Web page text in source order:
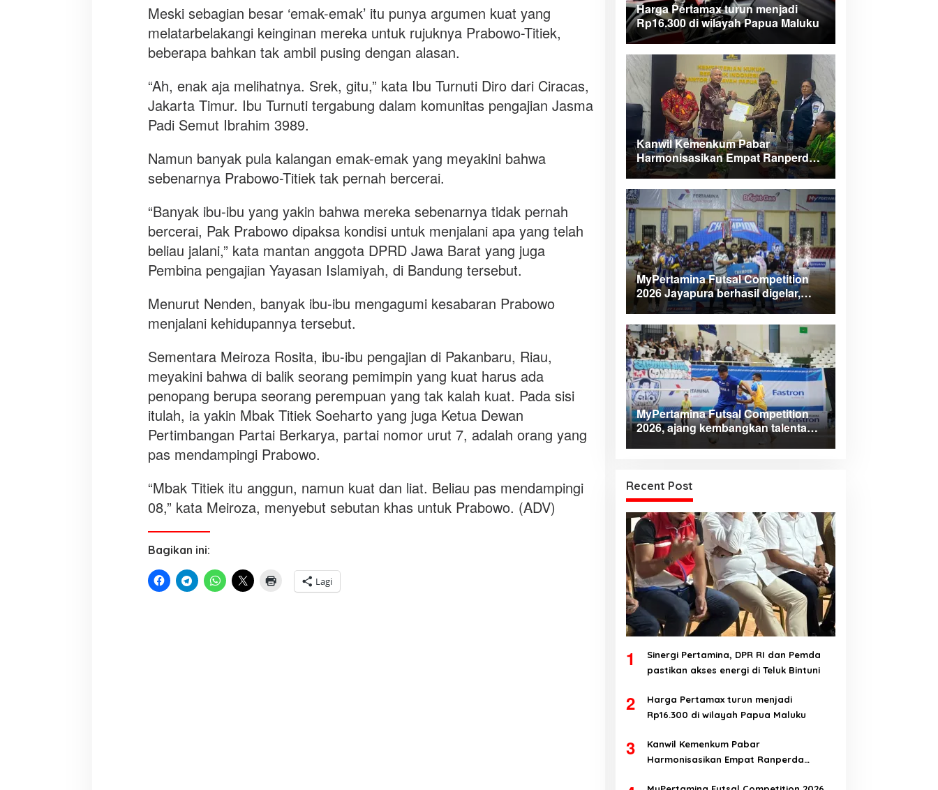
Meski sebagian besar ‘emak-emak’ itu punya argumen kuat yang
melatarbelakangi keinginan mereka untuk rujuknya Prabowo-Titiek,
beberapa bahkan tak ambil pusing dengan alasan.
“Ah, enak aja melihatnya. Srek, gitu,” kata Ibu Turnuti Diro dari Ciracas,
Jakarta Timur. Ibu Turnuti tergabung dalam komunitas pengajian Jasma
Padi Semut Ibrahim 3989.
Namun banyak pula kalangan emak-emak yang meyakini bahwa
sebenarnya Prabowo-Titiek tak pernah bercerai.
“Banyak ibu-ibu yang yakin bahwa mereka sebenarnya tidak pernah
bercerai, Pak Prabowo dipaksa kondisi untuk menjalani apa yang telah
beliau jalani,” kata mantan anggota DPRD Jawa Barat yang juga
Pembina pengajian Yayasan Islamiyah, di Bandung tersebut.
Menurut Nenden, banyak ibu-ibu mengagumi kesabaran Prabowo
menjalani kehidupannya tersebut.
Sementara Meiroza Rosita, ibu-ibu pengajian di Pakanbaru, Riau,
meyakini bahwa di balik seorang pemimpin yang kuat harus ada
penopang berupa seorang perempuan yang tak kalah kuat. Pada sisi
itulah, ia yakin Mbak Titiek Soeharto yang juga Ketua Dewan
Pertimbangan Partai Berkarya, partai nomor urut 7, adalah orang yang
pas mendampingi Prabowo.
“Mbak Titiek itu anggun, namun kuat dan liat. Beliau pas mendampingi
08,” kata Meiroza, menyebut sebutan khas untuk Prabowo. (ADV)
Bagikan ini:
Lagi
Harga Pertamax turun menjadi
Rp16.300 di wilayah Papua Maluku
Kanwil Kemenkum Pabar
Harmonisasikan Empat Ranperda
Kabupaten Teluk Wondama
MyPertamina Futsal Competition
2026 Jayapura berhasil digelar,
dorong talenta muda berprestasi
MyPertamina Futsal Competition
2026, ajang kembangkan talenta
muda dan berdayakan UMKM lokal
Recent Post
1
Sinergi Pertamina, DPR RI dan Pemda
pastikan akses energi di Teluk Bintuni
2
Harga Pertamax turun menjadi
Rp16.300 di wilayah Papua Maluku
3
Kanwil Kemenkum Pabar
Harmonisasikan Empat Ranperda